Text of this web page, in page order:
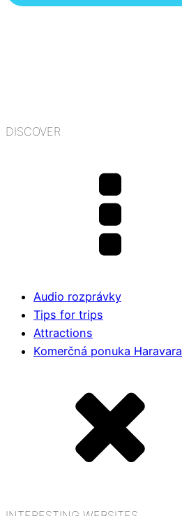
DISCOVER
Audio rozprávky
Tips for trips
Attractions
Komerčná ponuka Haravara